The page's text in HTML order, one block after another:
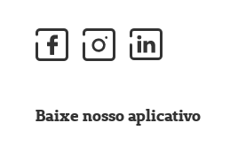
Baixe nosso aplicativo